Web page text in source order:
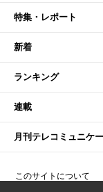
特集・レポート
新着
ランキング
連載
月刊テレコミュニケ
このサイトについて